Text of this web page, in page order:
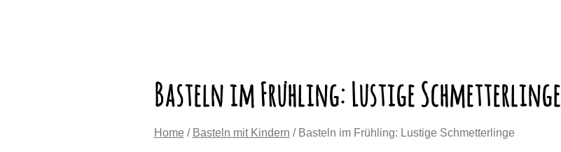
Basteln im Frühling: Lustige Schmetterlinge
Home / Basteln mit Kindern / Basteln im Frühling: Lustige Schmetterlinge